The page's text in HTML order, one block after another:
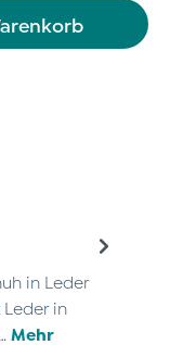
in Leder
in
Mehr